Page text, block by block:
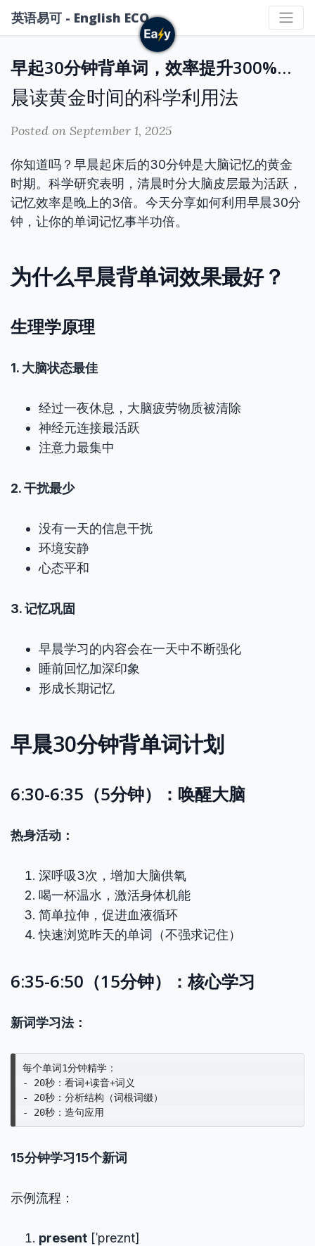
英语易可 - English ECO
早起30分钟背单词，效率提升300%的秘密
晨读黄金时间的科学利用法
Posted on September 1, 2025
你知道吗？早晨起床后的30分钟是大脑记忆的黄金
时期。科学研究表明，清晨时分大脑皮层最为活跃，
记忆效率是晚上的3倍。今天分享如何利用早晨30分
钟，让你的单词记忆事半功倍。
为什么早晨背单词效果最好？
生理学原理
1. 大脑状态最佳
经过一夜休息，大脑疲劳物质被清除
神经元连接最活跃
注意力最集中
2. 干扰最少
没有一天的信息干扰
环境安静
心态平和
3. 记忆巩固
早晨学习的内容会在一天中不断强化
睡前回忆加深印象
形成长期记忆
早晨30分钟背单词计划
6:30-6:35（5分钟）：唤醒大脑
热身活动：
深呼吸3次，增加大脑供氧
喝一杯温水，激活身体机能
简单拉伸，促进血液循环
快速浏览昨天的单词（不强求记住）
6:35-6:50（15分钟）：核心学习
新词学习法：
每个单词1分钟精学：
- 20秒：看词+读音+词义
- 20秒：分析结构（词根词缀）
15分钟学习15个新词
示例流程：
present [ˈpreznt]